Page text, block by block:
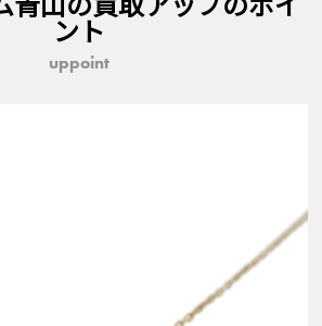
ント
uppoint